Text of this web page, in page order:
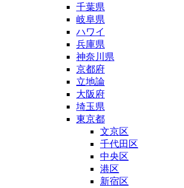
千葉県
岐阜県
ハワイ
兵庫県
神奈川県
京都府
立地論
大阪府
埼玉県
東京都
文京区
千代田区
中央区
港区
新宿区